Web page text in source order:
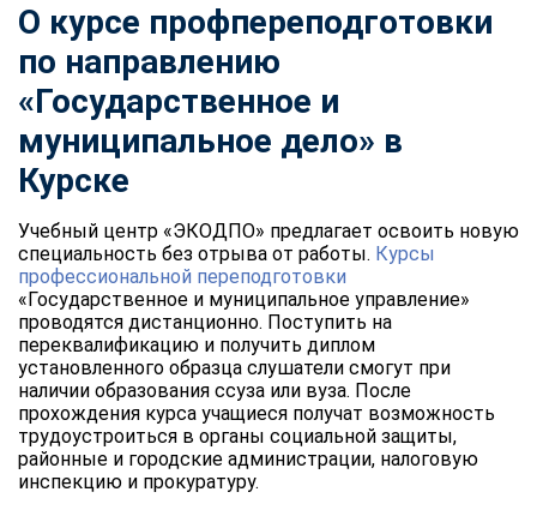
О курсе профпереподготовки
по направлению
«Государственное и
муниципальное дело» в
Курске
Учебный центр «ЭКОДПО» предлагает освоить новую
специальность без отрыва от работы. Курсы
профессиональной переподготовки
«Государственное и муниципальное управление»
проводятся дистанционно. Поступить на
переквалификацию и получить диплом
установленного образца слушатели смогут при
наличии образования ссуза или вуза. После
прохождения курса учащиеся получат возможность
трудоустроиться в органы социальной защиты,
районные и городские администрации, налоговую
инспекцию и прокуратуру.